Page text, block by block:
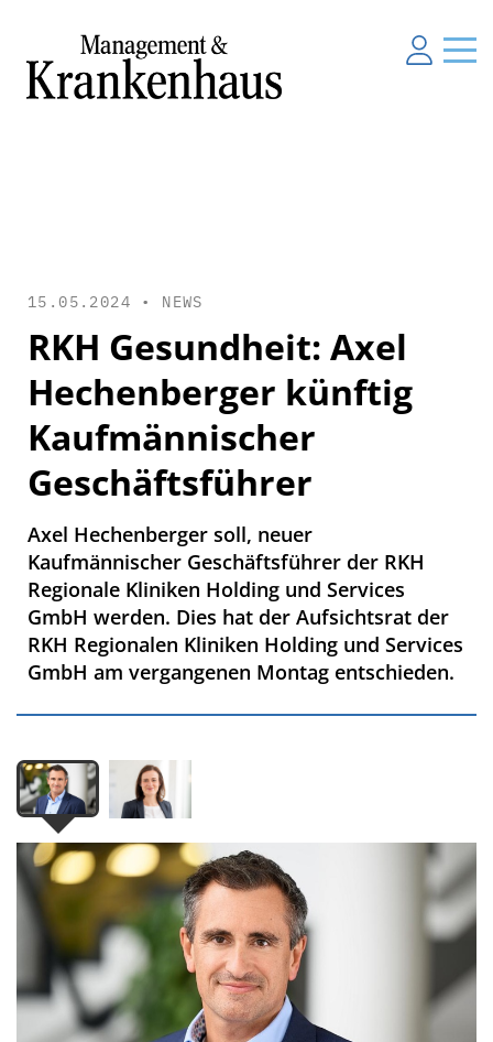
15.05.2024 • NEWS
RKH Gesundheit: Axel
Hechenberger künftig
Kaufmännischer
Geschäftsführer
Axel Hechenberger soll, neuer
Kaufmännischer Geschäftsführer der RKH
Regionale Kliniken Holding und Services
GmbH werden. Dies hat der Aufsichtsrat der
RKH Regionalen Kliniken Holding und Services
GmbH am vergangenen Montag entschieden.